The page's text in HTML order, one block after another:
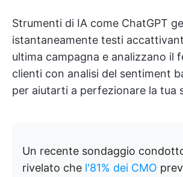
Strumenti di IA come ChatGPT
istantaneamente testi
ultima campagna e analizzano il
clienti con analisi del sentiment
per aiutarti a perfezionare la tua
Un recente sondaggio
rivelato che l'81% dei CMO